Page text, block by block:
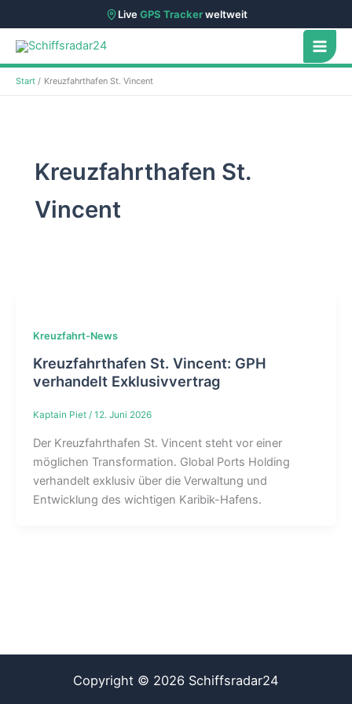
LiveGPS Trackerweltweit
Zum
Inhalt
springen
Start Kreuzfahrthafen St. Vincent
Kreuzfahrthafen St.
Vincent
Kreuzfahrt-News
Kreuzfahrthafen St. Vincent: GPH
verhandelt Exklusivvertrag
Kaptain Piet / 12. Juni 2026
Der Kreuzfahrthafen St. Vincent steht vor einer
möglichen Transformation. Global Ports Holding
verhandelt exklusiv über die Verwaltung und
Entwicklung des wichtigen Karibik-Hafens.
Copyright © 2026 Schiffsradar24